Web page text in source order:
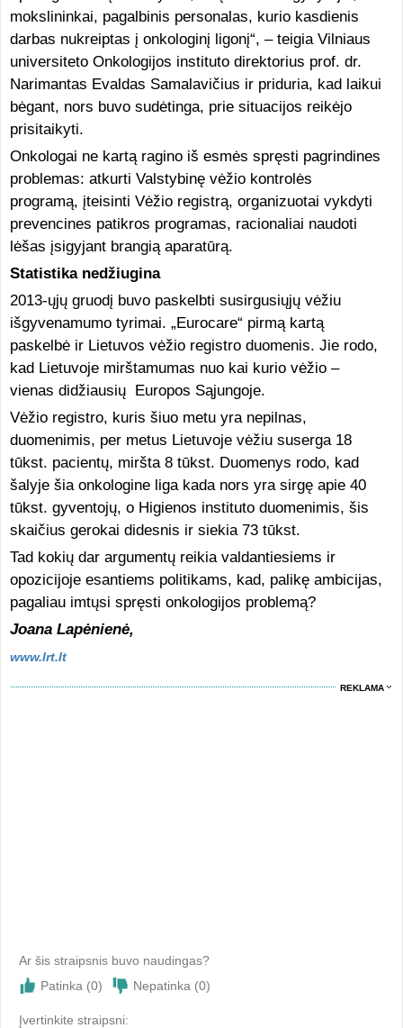
mokslininkai, pagalbinis personalas, kurio kasdienis
darbas nukreiptas į onkologinį ligonį“, – teigia Vilniaus
universiteto Onkologijos instituto direktorius prof. dr.
Narimantas Evaldas Samalavičius ir priduria, kad laikui
bėgant, nors buvo sudėtinga, prie situacijos reikėjo
prisitaikyti.
Onkologai ne kartą ragino iš esmės spręsti pagrindines
problemas: atkurti Valstybinę vėžio kontrolės
programą, įteisinti Vėžio registrą, organizuotai vykdyti
prevencines patikros programas, racionaliai naudoti
lėšas įsigyjant brangią aparatūrą.
Statistika nedžiugina
2013-ųjų gruodį buvo paskelbti susirgusiųjų vėžiu
išgyvenamumo tyrimai. „Eurocare“ pirmą kartą
paskelbė ir Lietuvos vėžio registro duomenis. Jie rodo,
kad Lietuvoje mirštamumas nuo kai kurio vėžio –
vienas didžiausių Europos Sąjungoje.
Vėžio registro, kuris šiuo metu yra nepilnas,
duomenimis, per metus Lietuvoje vėžiu suserga 18
tūkst. pacientų, miršta 8 tūkst. Duomenys rodo, kad
šalyje šia onkologine liga kada nors yra sirgę apie 40
tūkst. gyventojų, o Higienos instituto duomenimis, šis
skaičius gerokai didesnis ir siekia 73 tūkst.
Tad kokių dar argumentų reikia valdantiesiems ir
opozicijoje esantiems politikams, kad, palikę ambicijas,
pagaliau imtųsi spręsti onkologijos problemą?
Joana Lapėnienė,
www.lrt.lt
REKLAMA
Ar šis straipsnis buvo naudingas?
Patinka (0) Nepatinka (0)
Įvertinkite straipsni: